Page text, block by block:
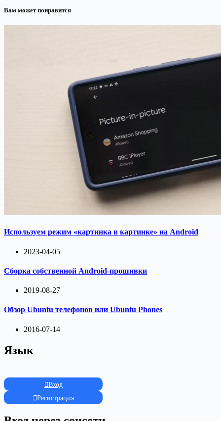
Вам может понравится
Используем режим «картинка в картинке» на Android
2023-04-05
Сборка собственной Android-прошивки
2019-08-27
Обзор Ubuntu телефонов или Ubuntu Phones
2016-07-14
Язык
Вход
Регистрация